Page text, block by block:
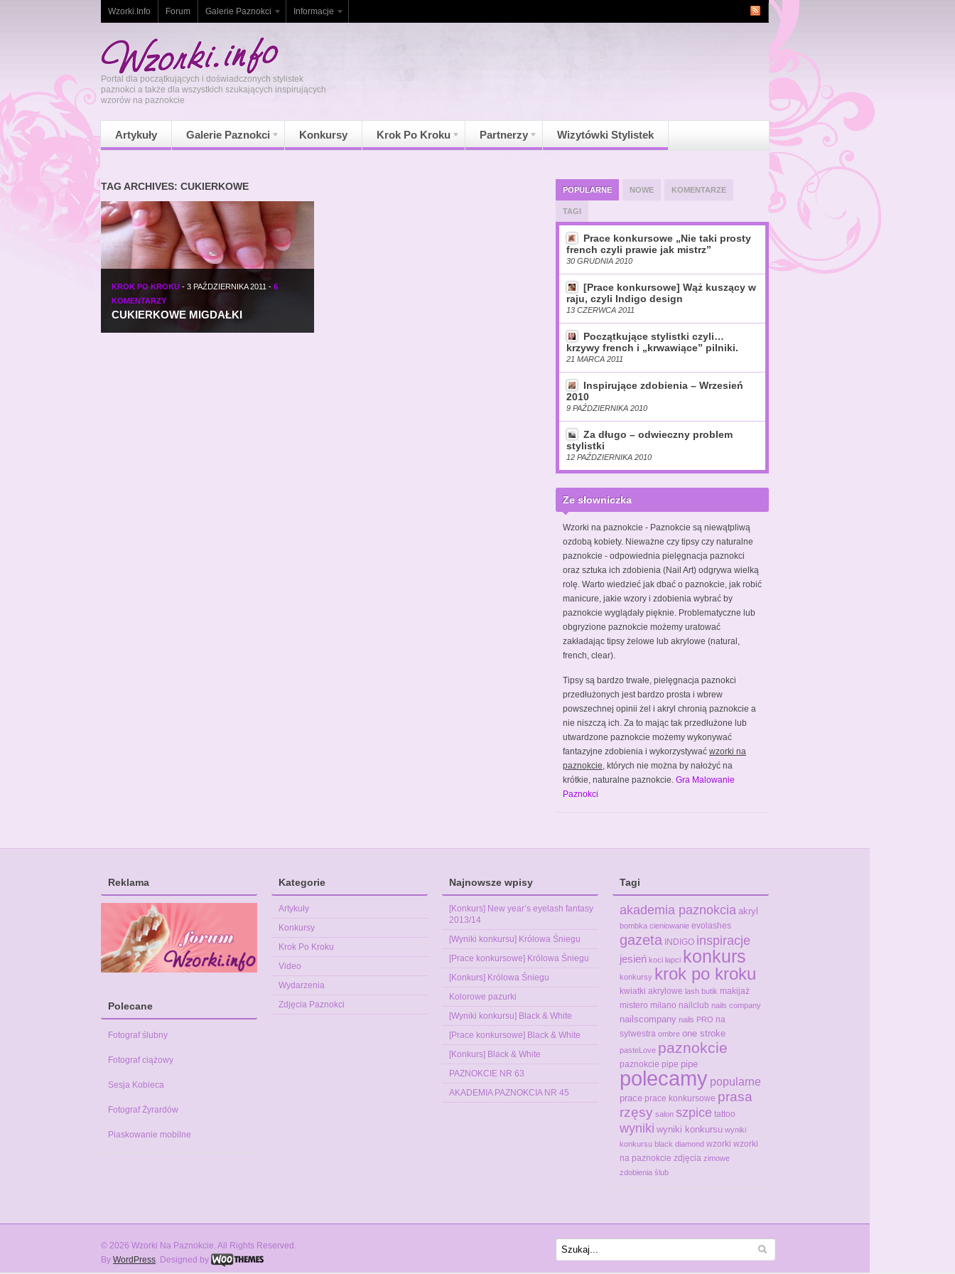
Wzorki.Info Forum Galerie Paznokci Informacje
Portal dla początkujących i doświadczonych stylistek
paznokci a także dla wszystkich szukających inspirujących
wzorów na paznokcie
Artykuły Galerie Paznokci Konkursy Krok Po Kroku Partnerzy Wizytówki Stylistek
TAG ARCHIVES: CUKIERKOWE
KROK PO KROKU - 3 PAŹDZIERNIKA 2011 - 6
KOMENTARZY
CUKIERKOWE MIGDAŁKI
POPULARNE NOWE KOMENTARZE
TAGI
Prace konkursowe „Nie taki prosty
french czyli prawie jak mistrz”
30 GRUDNIA 2010
[Prace konkursowe] Wąż kuszący w
raju, czyli Indigo design
13 CZERWCA 2011
Początkujące stylistki czyli…
krzywy french i „krwawiące” pilniki.
21 MARCA 2011
Inspirujące zdobienia – Wrzesień
2010
9 PAŹDZIERNIKA 2010
Za długo – odwieczny problem
stylistki
12 PAŹDZIERNIKA 2010
Ze słowniczka
Wzorki na paznokcie - Paznokcie są niewątpliwą
ozdobą kobiety. Nieważne czy tipsy czy naturalne
paznokcie - odpowiednia pielęgnacja paznokci
oraz sztuka ich zdobienia (Nail Art) odgrywa wielką
rolę. Warto wiedzieć jak dbać o paznokcie, jak robić
manicure, jakie wzory i zdobienia wybrać by
paznokcie wyglądały pięknie. Problematyczne lub
obgryzione paznokcie możemy uratować
zakładając tipsy żelowe lub akrylowe (natural,
french, clear).
Tipsy są bardzo trwałe, pielęgnacja paznokci
przedłużonych jest bardzo prosta i wbrew
powszechnej opinii żel i akryl chronią paznokcie a
nie niszczą ich. Za to mając tak przedłużone lub
utwardzone paznokcie możemy wykonywać
fantazyjne zdobienia i wykorzystywać wzorki na
paznokcie, których nie można by nałożyć na
krótkie, naturalne paznokcie. Gra Malowanie
Paznokci
Reklama
Polecane
Fotograf ślubny
Fotograf ciążowy
Sesja Kobieca
Fotograf Żyrardów
Piaskowanie mobilne
Kategorie
Artykuły
Konkursy
Krok Po Kroku
Video
Wydarzenia
Zdjęcia Paznokci
Najnowsze wpisy
[Konkurs] New year’s eyelash fantasy
2013/14
[Wyniki konkursu] Królowa Śniegu
[Prace konkursowe] Królowa Śniegu
[Konkurs] Królowa Śniegu
Kolorowe pazurki
[Wyniki konkursu] Black & White
[Prace konkursowe] Black & White
[Konkurs] Black & White
PAZNOKCIE NR 63
AKADEMIA PAZNOKCIA NR 45
Tagi
akademia paznokcia akryl
bombka cieniowanie evolashes
gazeta INDIGO inspiracje
jesień koci łapci konkurs
konkursy krok po kroku
kwiatki akrylowe lash butik makijaż
mistero milano nailclub nails company
nailscompany nails PRO na
sylwestra ombre one stroke
pasteLove paznokcie
paznokcie pipe pipe
polecamy popularne
prace prace konkursowe prasa
rzęsy salon szpice tattoo
wyniki wyniki konkursu wyniki
konkursu black diamond wzorki wzorki
na paznokcie zdjęcia zimowe
zdobienia ślub
© 2026 Wzorki Na Paznokcie. All Rights Reserved.
By WordPress. Designed by